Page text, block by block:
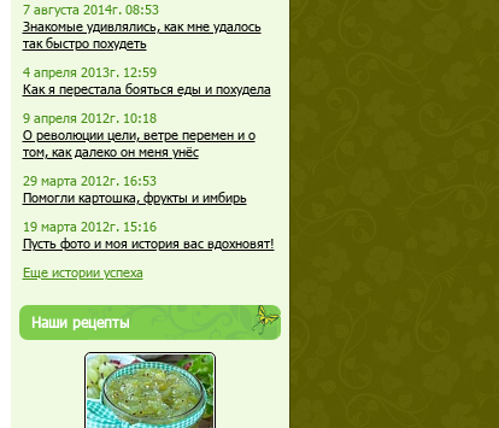
7 августа 2014г. 08:53
Знакомые удивлялись, как мне удалось
так быстро похудеть
4 апреля 2013г. 12:59
Как я перестала бояться еды и похудела
9 апреля 2012г. 10:18
О революции цели, ветре перемен и о
том, как далеко он меня унёс
29 марта 2012г. 16:53
Помогли картошка, фрукты и имбирь
19 марта 2012г. 15:16
Пусть фото и моя история вас вдохновят!
Еще истории успеха
Наши рецепты